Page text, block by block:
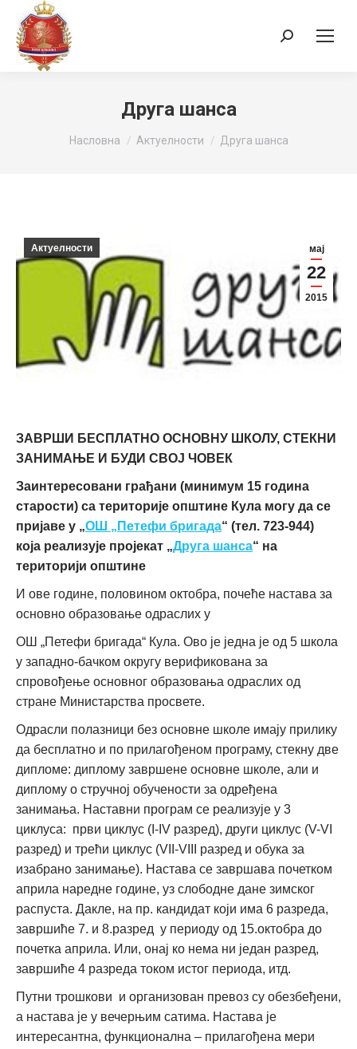
Search:
Друга шанса
You are here:
Насловна Актуелности Друга шанса
мај
22
2015
Актуелности
ЗАВРШИ БЕСПЛАТНО ОСНОВНУ ШКОЛУ, СТЕКНИ
ЗАНИМАЊЕ И БУДИ СВОЈ ЧОВЕК
Заинтересовани грађани (минимум 15 година
старости) са територије општине Кула могу да се
пријаве у „ОШ „Петефи бригада“ (тел. 723-944)
која реализује пројекат „Друга шанса“ на
територији општине
И ове године, половином октобра, почеће настава за
основно образовање одраслих у
ОШ „Петефи бригада“ Кула. Ово је једна је од 5 школа
у западно-бачком округу верификована за
спровођење основног образовања одраслих од
стране Министарства просвете.
Одрасли полазници без основне школе имају прилику
да бесплатно и по прилагођеном програму, стекну две
дипломе: диплому завршене основне школе, али и
диплому о стручној обучености за одређена
занимања. Наставни програм се реализује у 3
циклуса: први циклус (I-IV разред), други циклус (V-VI
разред) и трећи циклус (VII-VIII разред и обука за
изабрано занимање). Настава се завршава почетком
априла наредне године, уз слободне дане зимског
распуста. Дакле, на пр. кандидат који има 6 разреда,
завршиће 7. и 8.разред у периоду од 15.октобра до
почетка априла. Или, онај ко нема ни један разред,
завршиће 4 разреда током истог периода, итд.
Путни трошкови и организован превоз су обезбеђени,
а настава је у вечерњим сатима. Настава је
интересантна, функционална – прилагођена мери